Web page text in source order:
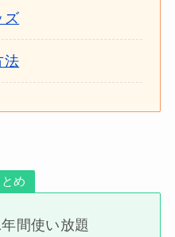
ズ
法
め
間使い放題